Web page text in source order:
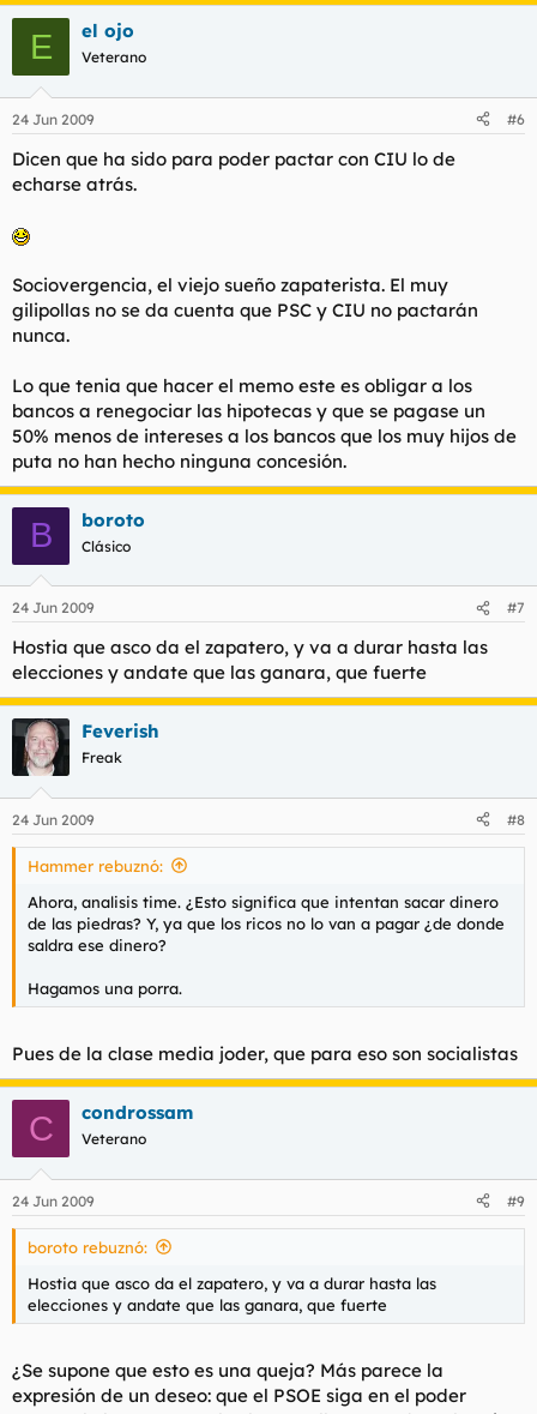
E el ojo
Veterano
24 Jun 2009 #6
Dicen que ha sido para poder pactar con CIU lo de
echarse atrás.
Sociovergencia, el viejo sueño zapaterista. El muy
gilipollas no se da cuenta que PSC y CIU no pactarán
nunca.
Lo que tenia que hacer el memo este es obligar a los
bancos a renegociar las hipotecas y que se pagase un
50% menos de intereses a los bancos que los muy hijos de
puta no han hecho ninguna concesión.
B boroto
Clásico
24 Jun 2009 #7
Hostia que asco da el zapatero, y va a durar hasta las
elecciones y andate que las ganara, que fuerte
Feverish
Freak
24 Jun 2009 #8
Hammer rebuznó:
Ahora, analisis time. ¿Esto significa que intentan sacar dinero
de las piedras? Y, ya que los ricos no lo van a pagar ¿de donde
saldra ese dinero?
Hagamos una porra.
Pues de la clase media joder, que para eso son socialistas
C condrossam
Veterano
24 Jun 2009 #9
boroto rebuznó:
Hostia que asco da el zapatero, y va a durar hasta las
elecciones y andate que las ganara, que fuerte
¿Se supone que esto es una queja? Más parece la
expresión de un deseo: que el PSOE siga en el poder